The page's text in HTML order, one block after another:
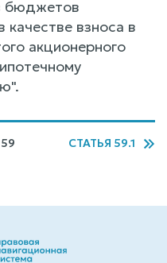
бюджетов
взноса в
акционерного
СТАТЬЯ 59.1